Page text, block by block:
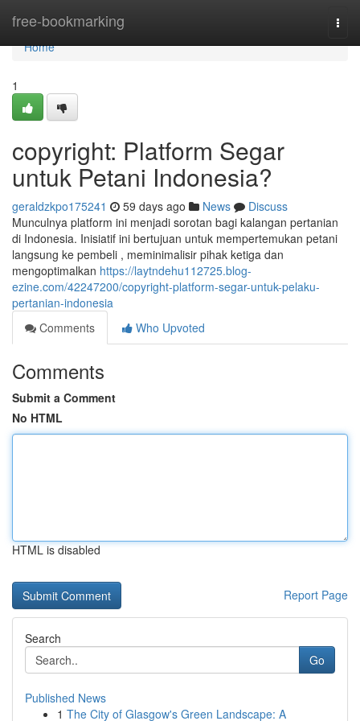
free-bookmarking
Home
Home
1
copyright: Platform Segar
untuk Petani Indonesia?
geraldzkpo175241 59 days ago News
Discuss
Munculnya platform ini menjadi sorotan bagi kalangan pertanian
di Indonesia. Inisiatif ini bertujuan untuk mempertemukan petani
langsung ke pembeli , meminimalisir pihak ketiga dan
mengoptimalkan https://laytndehu112725.blog-
ezine.com/42247200/copyright-platform-segar-untuk-pelaku-
pertanian-indonesia
Comments
Who Upvoted
Comments
Submit a Comment
No HTML
HTML is disabled
Report Page
Search
Go
Published News
1 The City of Glasgow's Green Landscape: A